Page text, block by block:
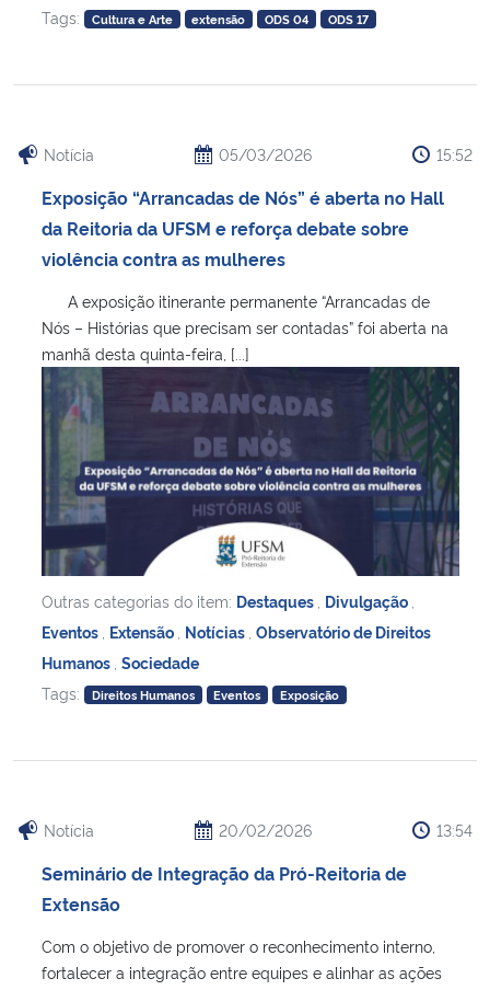
Tags:
Cultura e Arte extensão ODS 04 ODS 17
Notícia 05/03/2026 15:52
Exposição “Arrancadas de Nós” é aberta no Hall
da Reitoria da UFSM e reforça debate sobre
violência contra as mulheres
A exposição itinerante permanente “Arrancadas de
Nós – Histórias que precisam ser contadas” foi aberta na
manhã desta quinta-feira, [...]
Outras categorias do item: Destaques Divulgação
Eventos Extensão Notícias Observatório de Direitos
Humanos Sociedade
Tags:
Direitos Humanos Eventos Exposição
Notícia 20/02/2026 13:54
Seminário de Integração da Pró-Reitoria de
Extensão
Com o objetivo de promover o reconhecimento interno,
fortalecer a integração entre equipes e alinhar as ações